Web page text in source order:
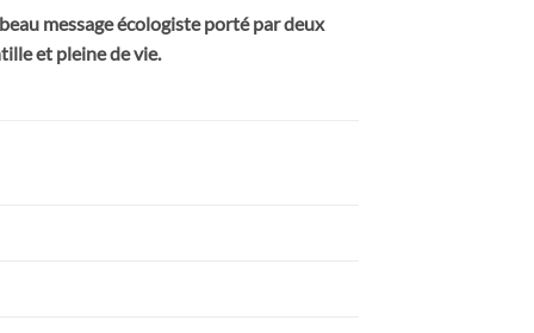
message écologiste porté par deux
et pleine de vie.